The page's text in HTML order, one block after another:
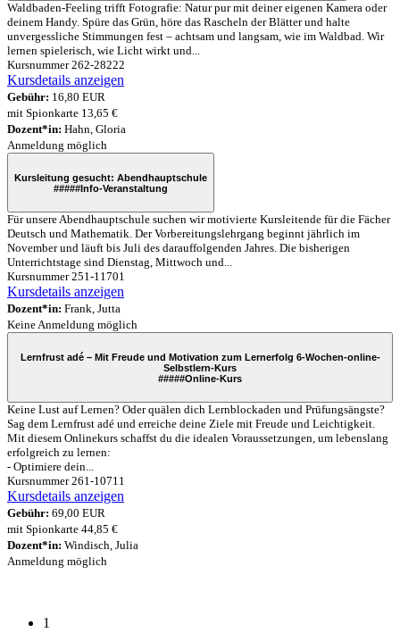
Waldbaden-Feeling trifft Fotografie: Natur pur mit deiner eigenen Kamera oder
deinem Handy. Spüre das Grün, höre das Rascheln der Blätter und halte
unvergessliche Stimmungen fest – achtsam und langsam, wie im Waldbad. Wir
lernen spielerisch, wie Licht wirkt und...
Kursnummer 262-28222
Kursdetails anzeigen
Gebühr: 16,80 EUR
mit Spionkarte 13,65 €
Dozent*in: Hahn, Gloria
Anmeldung möglich
Kursleitung gesucht: Abendhauptschule
#####Info-Veranstaltung
Für unsere Abendhauptschule suchen wir motivierte Kursleitende für die Fächer
Deutsch und Mathematik. Der Vorbereitungslehrgang beginnt jährlich im
November und läuft bis Juli des darauffolgenden Jahres. Die bisherigen
Unterrichtstage sind Dienstag, Mittwoch und...
Kursnummer 251-11701
Kursdetails anzeigen
Dozent*in: Frank, Jutta
Keine Anmeldung möglich
Lernfrust adé – Mit Freude und Motivation zum Lernerfolg 6-Wochen-online-
Selbstlern-Kurs
#####Online-Kurs
Keine Lust auf Lernen? Oder quälen dich Lernblockaden und Prüfungsängste?
Sag dem Lernfrust adé und erreiche deine Ziele mit Freude und Leichtigkeit.
Mit diesem Onlinekurs schaffst du die idealen Voraussetzungen, um lebenslang
erfolgreich zu lernen:
- Optimiere dein...
Kursnummer 261-10711
Kursdetails anzeigen
Gebühr: 69,00 EUR
mit Spionkarte 44,85 €
Dozent*in: Windisch, Julia
Anmeldung möglich
1